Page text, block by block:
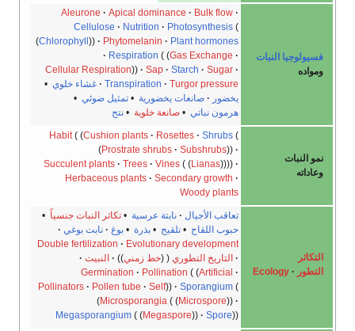
النبات
Aleurone Apical dominance
Cellulose
Nutrition
Photosynthesis
Chlorophyll
Phytomelanin
Plant hormones
Respiration
Gas Exchange
Cellular Respiration
Sap Starch
Transpiration
Turgor pressure غشاء خلوي •
صانعات يخضورية•تمثيل ضوئي•
•صانعة خلوية •نتح
Habit Cushion plants Rosettes
Prostrate shrubs
Subshrubs
Succulent plants
Trees Vines
Herbaceous plants
Secondary growth
Woody plants
Ecology
تعاقب الأجيال نابتة عرسية •تكاثر النبات جنسياً •
•تلقيح•بذرة•بوغ
نابت بوغي
Double fertilization
Evolutionary development
التاريخ التطوري
خط زمني
النبيت
Germination
Pollination
Artificial
Pollinators
Pollen tube Self
Sporangium
Microsporangia
Microspore
Megasporangium
Megaspore